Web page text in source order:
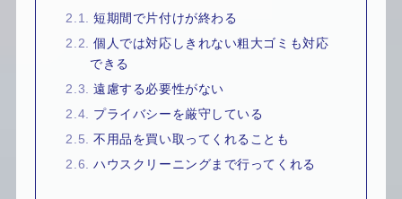
2.1.
短期間で片付けが終わる
2.2.
個人では対応しきれない粗大ゴミも対応
できる
2.3.
遠慮する必要性がない
2.4.
プライバシーを厳守している
2.5.
不用品を買い取ってくれることも
2.6.
ハウスクリーニングまで行ってくれる